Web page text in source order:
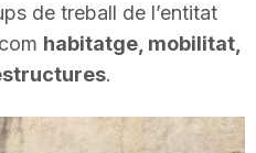
de treball de l’entitat
habitatge, mobilitat,
.